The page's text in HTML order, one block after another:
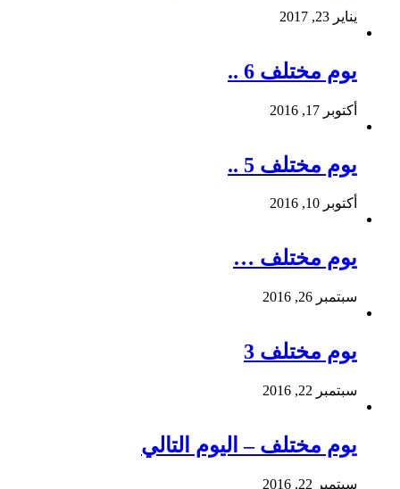
يناير 23, 2017
يوم مختلف 6 ..
أكتوبر 17, 2016
يوم مختلف 5 ..
أكتوبر 10, 2016
يوم مختلف …
سبتمبر 26, 2016
يوم مختلف 3
سبتمبر 22, 2016
يوم مختلف – اليوم التالي
سبتمبر 22, 2016